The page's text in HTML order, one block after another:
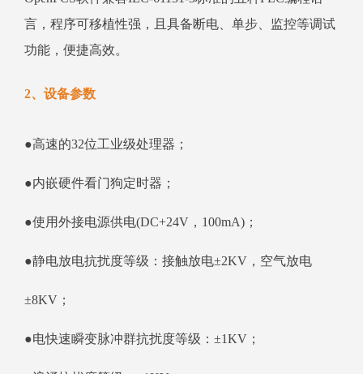
言，程序可移植性强，且具备断电、单步、监控等调试
功能，便捷高效。
2、设备参数
●高速的32位工业级处理器；
●内嵌硬件看门狗定时器；
●使用外接电源供电(DC+24V，100mA)；
●静电放电抗扰度等级：接触放电±2KV，空气放电
±8KV；
●电快速瞬变脉冲群抗扰度等级：±1KV；